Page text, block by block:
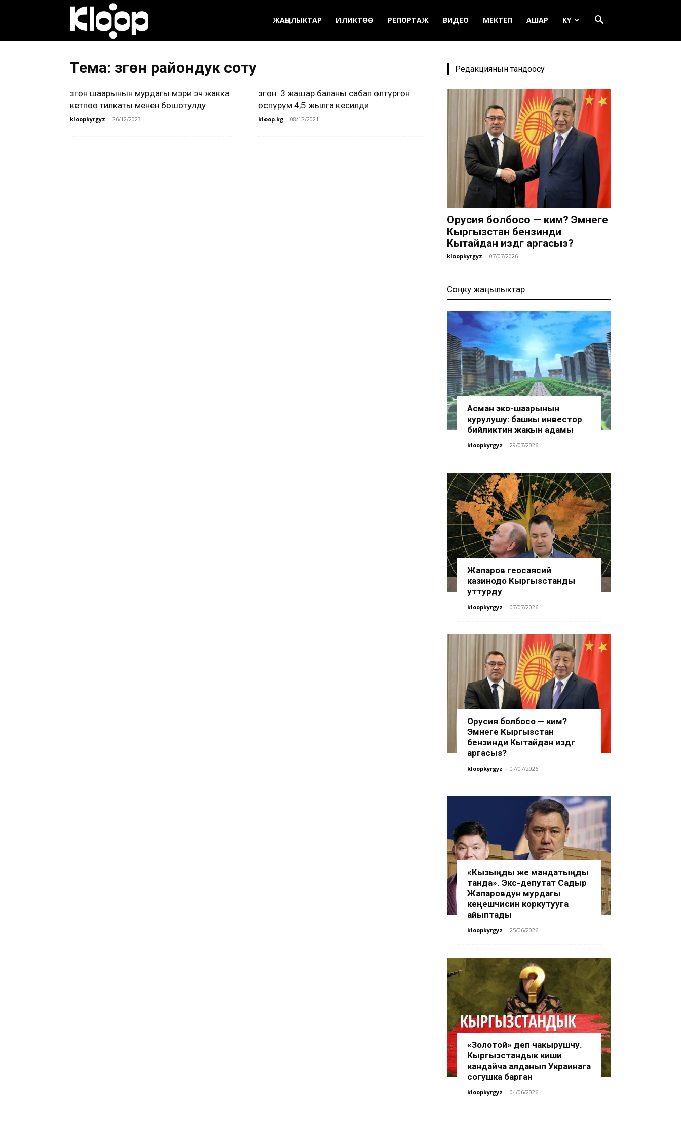
кыргызча
|
ЖАҢЫЛЫКТАР ИЛИКТӨӨ РЕПОРТАЖ ВИДЕО МЕКТЕП АШАР KY
Тема: Өзгөн райондук соту
Өзгөн шаарынын мурдагы мэри эч жакка
кетпөө тилкаты менен бошотулду
kloopkyrgyz - 26/12/2023
Өзгөн: 3 жашар баланы сабап өлтүргөн
өспүрүм 4,5 жылга кесилди
kloop.kg - 08/12/2021
Редакциянын тандоосу
Орусия болбосо — ким? Эмнеге
Кыргызстан бензинди
Кытайдан издөөгө аргасыз?
kloopkyrgyz - 07/07/2026
Соңку жаңылыктар
Асман эко-шаарынын
курулушу: башкы инвестор
бийликтин жакын адамы
kloopkyrgyz - 29/07/2026
Жапаров геосаясий
казинодо Кыргызстанды
уттурду
kloopkyrgyz - 07/07/2026
Орусия болбосо — ким?
Эмнеге Кыргызстан
бензинди Кытайдан издөөгө
аргасыз?
kloopkyrgyz - 07/07/2026
«Кызыңды же мандатыңды
танда». Экс-депутат Садыр
Жапаровдун мурдагы
кеңешчисин коркутууга
айыптады
kloopkyrgyz - 25/06/2026
«Золотой» деп чакырушчу.
Кыргызстандык киши
кандайча алданып Украинага
согушка барган
kloopkyrgyz - 04/06/2026